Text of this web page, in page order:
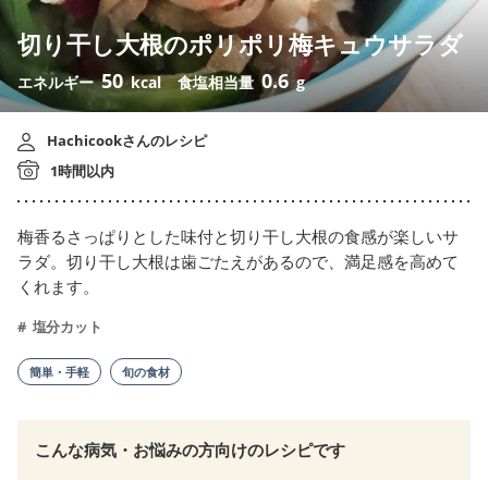
切り干し大根のポリポリ梅キュウサラダ
エネルギー50 kcal 食塩相当量 0.6 g
Hachicookさんのレシピ
1時間以内
梅香るさっぱりとした味付と切り干し大根の食感が楽しいサ
ラダ。切り干し大根は歯ごたえがあるので、満足感を高めて
くれます。
塩分カット
簡単・手軽 旬の食材
こんな病気・お悩みの方向けのレシピです